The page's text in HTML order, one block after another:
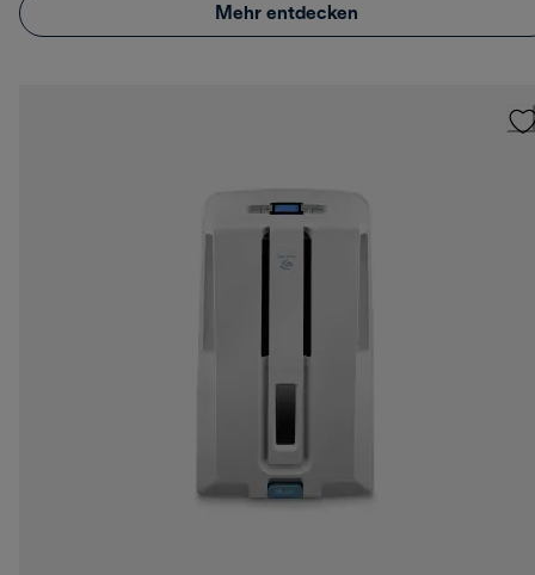
Mehr entdecken